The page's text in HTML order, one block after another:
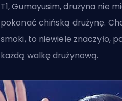
T1, Gumayusim, drużyna nie
pokonać chińską drużynę.
smoki, to niewiele znaczyło,
każdą walkę drużynową.